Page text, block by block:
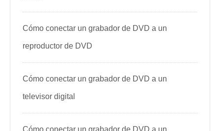
Cómo conectar un grabador de DVD a un
reproductor de DVD
Cómo conectar un grabador de DVD a un
televisor digital
Cómo conectar un grabador de DVD a un